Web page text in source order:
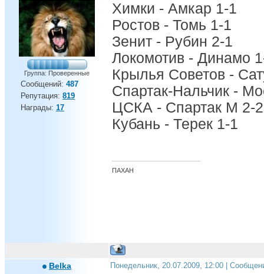
Группа: Проверенные
Сообщений: 487
Репутация: 819
Награды: 17
Химки - Амкар 1-1
Ростов - Томь 1-1
Зенит - Рубин 2-1
Локомотив - Динамо
Крылья Советов -
Спартак-Нальчик -
ЦСКА - Спартак М 2-2
Кубань - Терек 1-1
ПАХАН
Belka Понедельник, 20.07.2009, 12:00 |